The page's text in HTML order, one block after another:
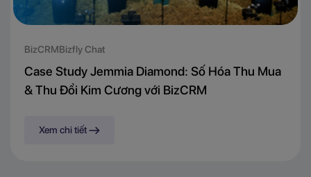
BizCRMBizfly Chat
Case Study Jemmia Diamond: Số Hóa Thu Mua
& Thu Đổi Kim Cương với BizCRM
Xem chi tiết